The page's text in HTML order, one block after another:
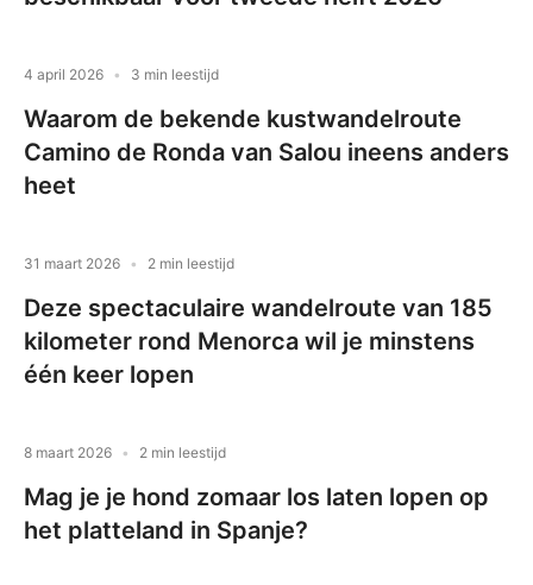
4 april 2026 3 min leestijd
Waarom de bekende kustwandelroute
Camino de Ronda van Salou ineens anders
heet
31 maart 2026 2 min leestijd
Deze spectaculaire wandelroute van 185
kilometer rond Menorca wil je minstens
één keer lopen
8 maart 2026 2 min leestijd
Mag je je hond zomaar los laten lopen op
het platteland in Spanje?